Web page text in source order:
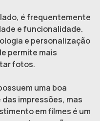
é frequentemente
e funcionalidade.
e personalização
permite mais
fotos.
uma boa
impressões, mas
em filmes é um